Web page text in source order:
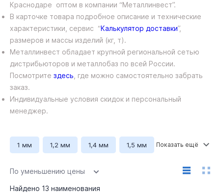
Краснодаре оптом в компании “Металлинвест”.
В карточке товара подробное описание и технические
характеристики, сервис “Калькулятор доставки”,
размеров и массы изделий (кг, т).
Металлинвест обладает крупной региональной сетью
дистрибьюторов и металлобаз по всей России.
Посмотрите здесь , где можно самостоятельно забрать
заказ.
Индивидуальные условия скидок и персональный
менеджер.
1 мм 1,2 мм 1,4 мм 1,5 мм
Ширина 1000 мм
По уменьшению цены
Найдено 13 наименования